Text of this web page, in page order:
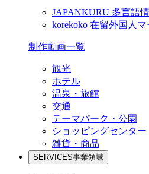
JAPANKURU 多言語
korekoko 在留外国人
制作動画一覧
観光
ホテル
温泉・旅館
交通
テーマパーク・公園
ショッピングセンター
雑貨・商品
SERVICES事業領域